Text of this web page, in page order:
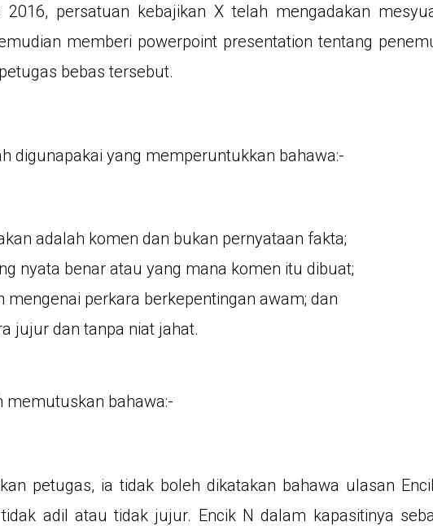
persatuan kebajikan X telah mengadakan
memberi powerpoint presentation tentang
bebas tersebut.
digunapakai yang memperuntukkan bahawa:-
adalah komen dan bukan pernyataan fakta;
nyata benar atau yang mana komen itu dibuat;
mengenai perkara berkepentingan awam; dan
jujur dan tanpa niat jahat.
memutuskan bahawa:-
petugas, ia tidak boleh dikatakan bahawa ulasan
adil atau tidak jujur. Encik N dalam kapasitinya